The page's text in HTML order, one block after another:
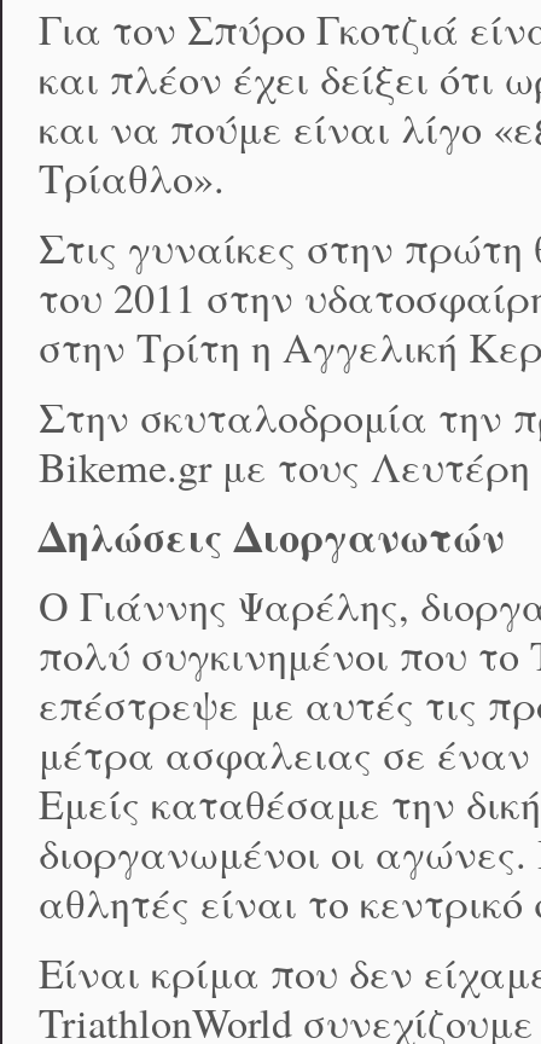
Για τον Σπύρο Γκοτζιά
και πλέον έχει δείξει
και να πούμε είναι λίγο
Τρίαθλο».
Στις γυναίκες στην
του 2011 στην
στην Τρίτη η Αγγελική
Στην σκυταλοδρομία την
Bikeme.gr με τους
Δηλώσεις Διοργανωτών
Ο Γιάννης Ψαρέλης,
πολύ συγκινημένοι που
επέστρεψε με αυτές τις
μέτρα ασφαλειας σε
Εμείς καταθέσαμε την
διοργανωμένοι οι
αθλητές είναι το
Είναι κρίμα που δεν
TriathlonWorld